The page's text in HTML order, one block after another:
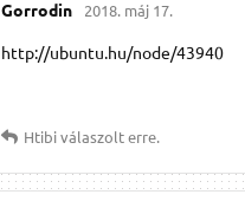
Gorrodin 2018. máj 17.
http://ubuntu.hu/node/43940
Htibiválaszolt erre.